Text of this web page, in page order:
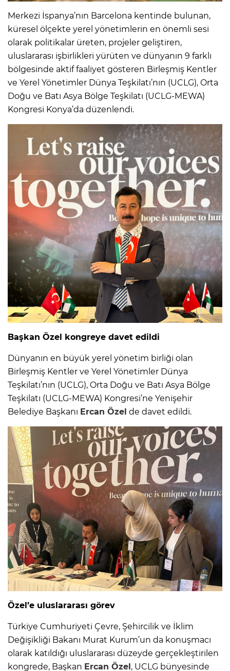
Merkezi İspanya’nın Barcelona kentinde bulunan,
küresel ölçekte yerel yönetimlerin en önemli sesi
olarak politikalar üreten, projeler geliştiren,
uluslararası işbirlikleri yürüten ve dünyanın 9 farklı
bölgesinde aktif faaliyet gösteren Birleşmiş Kentler
ve Yerel Yönetimler Dünya Teşkilatı’nın (UCLG), Orta
Doğu ve Batı Asya Bölge Teşkilatı (UCLG-MEWA)
Kongresi Konya’da düzenlendi.
Başkan Özel kongreye davet edildi
Dünyanın en büyük yerel yönetim birliği olan
Birleşmiş Kentler ve Yerel Yönetimler Dünya
Teşkilatı’nın (UCLG), Orta Doğu ve Batı Asya Bölge
Teşkilatı (UCLG-MEWA) Kongresi’ne Yenişehir
Belediye Başkanı Ercan Özel de davet edildi.
Özel’e uluslararası görev
Türkiye Cumhuriyeti Çevre, Şehircilik ve İklim
Değişikliği Bakanı Murat Kurum’un da konuşmacı
olarak katıldığı uluslararası düzeyde gerçekleştirilen
kongrede, Başkan Ercan Özel , UCLG bünyesinde